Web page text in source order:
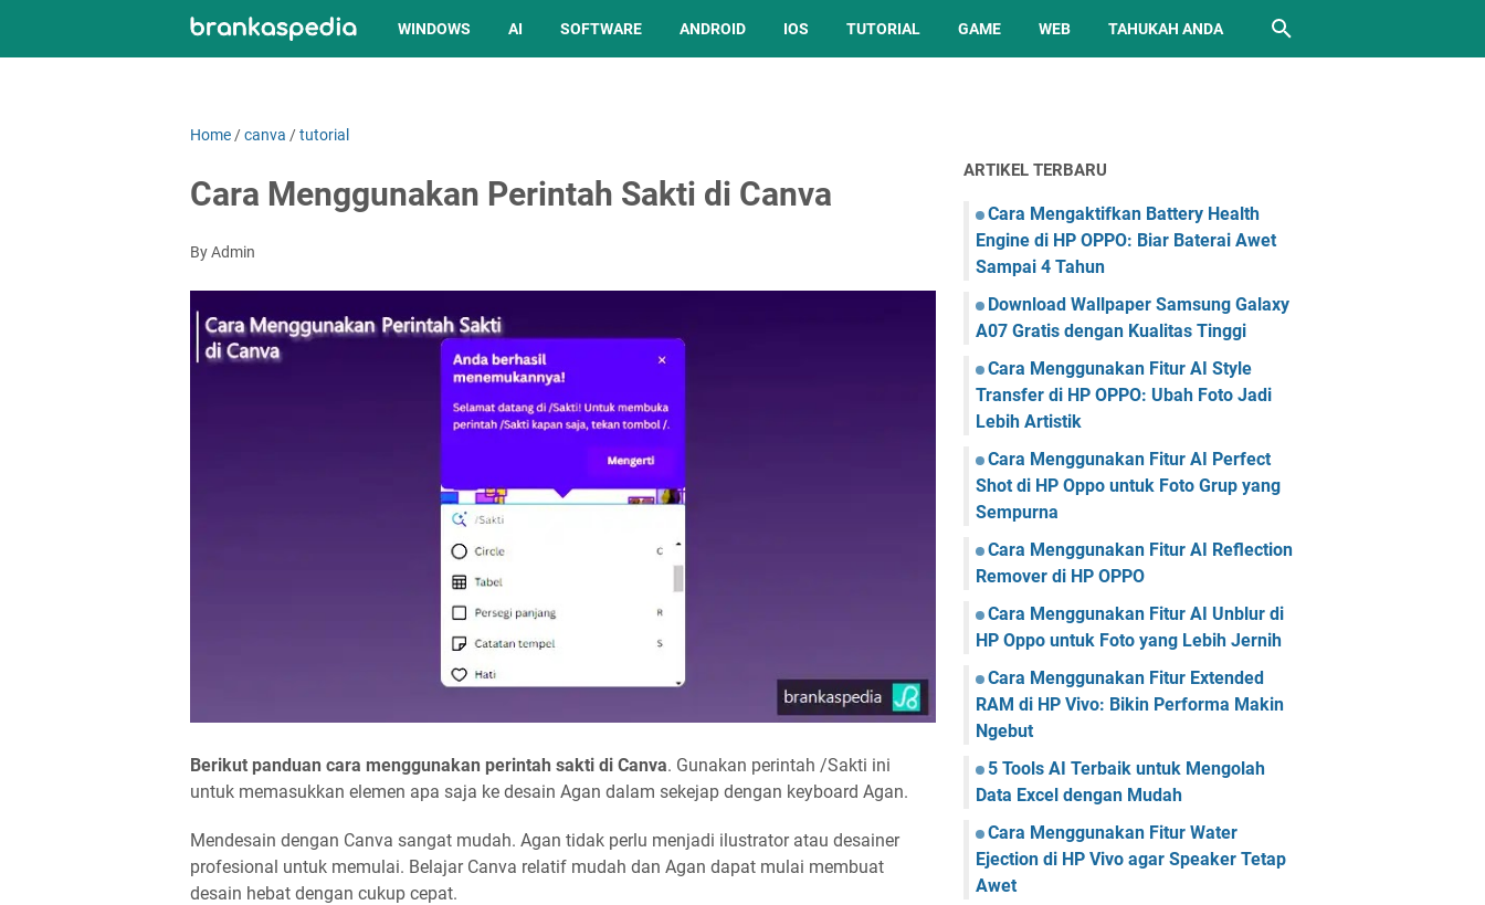
WINDOWS AI SOFTWARE ANDROID IOS TUTORIAL GAME WEB TAHUKAH ANDA
Home /canva /tutorial
Cara Menggunakan Perintah Sakti di Canva
By Admin
Berikut panduan cara menggunakan perintah sakti di Canva. Gunakan perintah /Sakti ini
untuk memasukkan elemen apa saja ke desain Agan dalam sekejap dengan keyboard Agan.
Mendesain dengan Canva sangat mudah. Agan tidak perlu menjadi ilustrator atau desainer
profesional untuk memulai. Belajar Canva relatif mudah dan Agan dapat mulai membuat
desain hebat dengan cukup cepat.
ARTIKEL TERBARU
Cara Mengaktifkan Battery Health
Engine di HP OPPO: Biar Baterai Awet
Sampai 4 Tahun
Download Wallpaper Samsung Galaxy
A07 Gratis dengan Kualitas Tinggi
Cara Menggunakan Fitur AI Style
Transfer di HP OPPO: Ubah Foto Jadi
Lebih Artistik
Cara Menggunakan Fitur AI Perfect
Shot di HP Oppo untuk Foto Grup yang
Sempurna
Cara Menggunakan Fitur AI Reflection
Remover di HP OPPO
Cara Menggunakan Fitur AI Unblur di
HP Oppo untuk Foto yang Lebih Jernih
Cara Menggunakan Fitur Extended
RAM di HP Vivo: Bikin Performa Makin
Ngebut
5 Tools AI Terbaik untuk Mengolah
Data Excel dengan Mudah
Cara Menggunakan Fitur Water
Ejection di HP Vivo agar Speaker Tetap
Awet